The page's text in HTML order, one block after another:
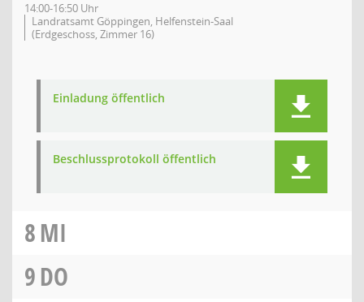
14:00-16:50 Uhr
Landratsamt Göppingen, Helfenstein-Saal
(Erdgeschoss, Zimmer 16)
Einladung öffentlich
Beschlussprotokoll öffentlich
8MI
9DO